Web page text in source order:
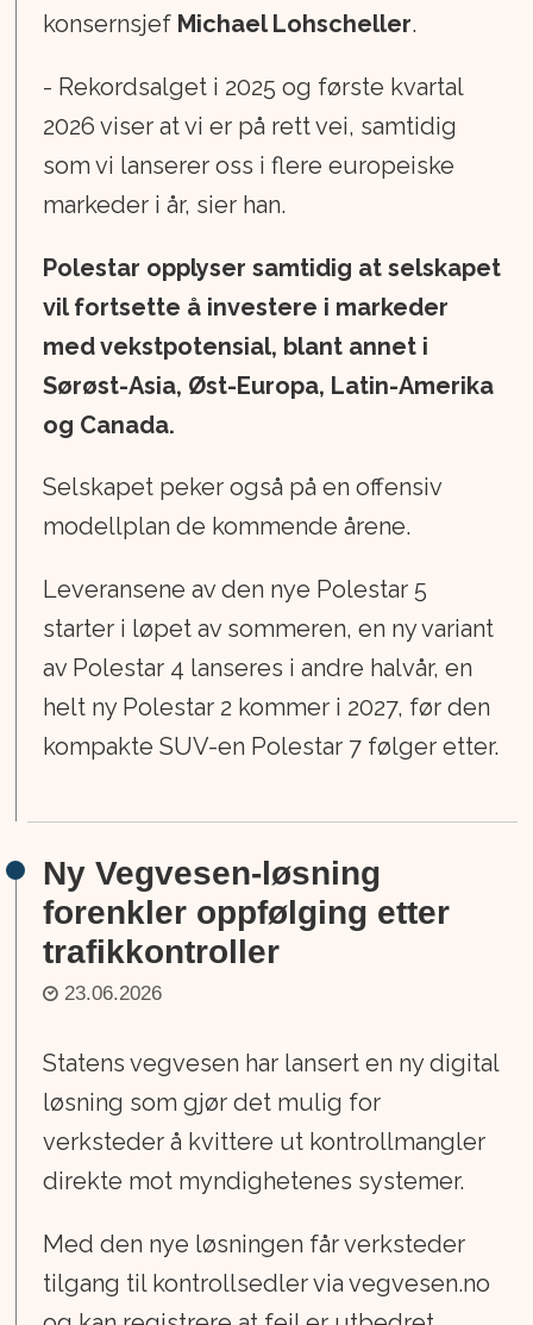
konsernsjef Michael Lohscheller.
- Rekordsalget i 2025 og første kvartal
2026 viser at vi er på rett vei, samtidig
som vi lanserer oss i flere europeiske
markeder i år, sier han.
Polestar opplyser samtidig at selskapet
vil fortsette å investere i markeder
med vekstpotensial, blant annet i
Sørøst-Asia, Øst-Europa, Latin-Amerika
og Canada.
Selskapet peker også på en offensiv
modellplan de kommende årene.
Leveransene av den nye Polestar 5
starter i løpet av sommeren, en ny variant
av Polestar 4 lanseres i andre halvår, en
helt ny Polestar 2 kommer i 2027, før den
kompakte SUV-en Polestar 7 følger etter.
Ny Vegvesen-løsning
forenkler oppfølging etter
trafikkontroller
23.06.2026
Statens vegvesen har lansert en ny digital
løsning som gjør det mulig for
verksteder å kvittere ut kontrollmangler
direkte mot myndighetenes systemer.
Med den nye løsningen får verksteder
tilgang til kontrollsedler via vegvesen.no